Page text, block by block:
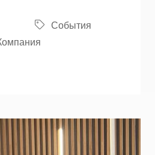
решающий шаг:
систем
Наш ассортимент
События